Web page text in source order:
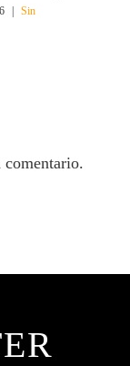
Sin
comentario.